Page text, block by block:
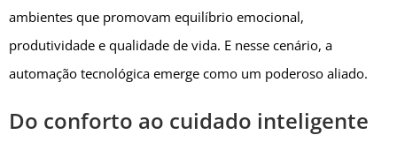
ambientes que promovam equilíbrio emocional,
produtividade e qualidade de vida. E nesse cenário, a
automação tecnológica emerge como um poderoso aliado.
Do conforto ao cuidado inteligente